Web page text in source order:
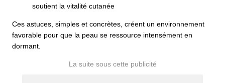
soutient la vitalité cutanée
Ces astuces, simples et concrètes, créent un environnement
favorable pour que la peau se ressource intensément en
dormant.